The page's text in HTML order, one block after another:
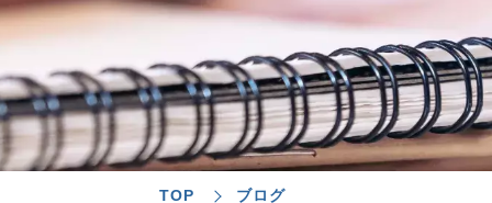
TOP ブログ